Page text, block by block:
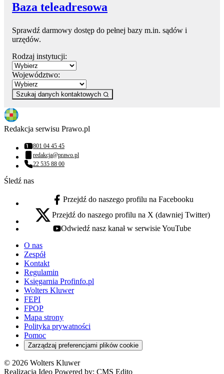
Baza teleadresowa
Sprawdź darmowy dostęp do pełnej bazy m.in. sądów i
urzędów.
Rodzaj instytucji:
Województwo:
Szukaj danych kontaktowych
Redakcja serwisu Prawo.pl
Numer telefonu:
801 04 45 45
Adres email:
redakcja@prawo.pl
Numer telefonu:
22 535 88 00
Śledź nas
facebook - otwiera się w nowej karcie
Przejdź do naszego profilu na Facebooku
x - otwiera się w nowej karcie
Przejdź do naszego profilu na X (dawniej Twitter)
youtube - otwiera się w nowej karcie
Odwiedź nasz kanał w serwisie YouTube
O nas
Zespół
Kontakt
Regulamin
Księgarnia Profinfo.pl
Wolters Kluwer
FEPI
FPOP
Mapa strony
Polityka prywatności
Pomoc
Zarządzaj preferencjami plików cookie
© 2026 Wolters Kluwer
Realizacja Ideo Powered by: CMS Edito